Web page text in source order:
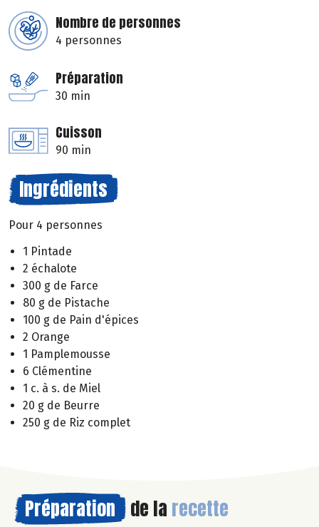
Nombre de personnes
4 personnes
Préparation
30 min
Cuisson
90 min
Ingrédients
Pour 4 personnes
1 Pintade
2 échalote
300 g de Farce
80 g de Pistache
100 g de Pain d'épices
2 Orange
1 Pamplemousse
6 Clémentine
1 c. à s. de Miel
20 g de Beurre
250 g de Riz complet
Préparation de la recette